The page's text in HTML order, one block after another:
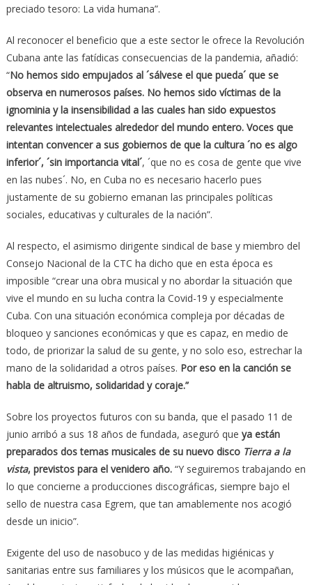
preciado tesoro: La vida humana”.
Al reconocer el beneficio que a este sector le ofrece la Revolución
Cubana ante las fatídicas consecuencias de la pandemia, añadió:
“No hemos sido empujados al ´sálvese el que pueda´ que se
observa en numerosos países. No hemos sido víctimas de la
ignominia y la insensibilidad a las cuales han sido expuestos
relevantes intelectuales alrededor del mundo entero. Voces que
intentan convencer a sus gobiernos de que la cultura ´no es algo
inferior´, ´sin importancia vital´, ´que no es cosa de gente que vive
en las nubes´. No, en Cuba no es necesario hacerlo pues
justamente de su gobierno emanan las principales políticas
sociales, educativas y culturales de la nación”.
Al respecto, el asimismo dirigente sindical de base y miembro del
Consejo Nacional de la CTC ha dicho que en esta época es
imposible “crear una obra musical y no abordar la situación que
vive el mundo en su lucha contra la Covid-19 y especialmente
Cuba. Con una situación económica compleja por décadas de
bloqueo y sanciones económicas y que es capaz, en medio de
todo, de priorizar la salud de su gente, y no solo eso, estrechar la
mano de la solidaridad a otros países. Por eso en la canción se
habla de altruismo, solidaridad y coraje.”
Sobre los proyectos futuros con su banda, que el pasado 11 de
junio arribó a sus 18 años de fundada, aseguró que ya están
preparados dos temas musicales de su nuevo disco Tierra a la
vista, previstos para el venidero año.“Y seguiremos trabajando en
lo que concierne a producciones discográficas, siempre bajo el
sello de nuestra casa Egrem, que tan amablemente nos acogió
desde un inicio”.
Exigente del uso de nasobuco y de las medidas higiénicas y
sanitarias entre sus familiares y los músicos que le acompañan,